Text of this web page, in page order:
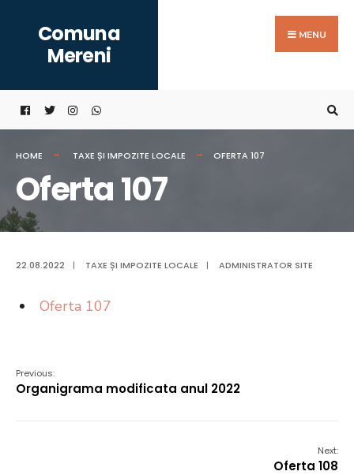
content
Comuna
Mereni
MENU
HOME TAXE ȘI IMPOZITE LOCALE OFERTA 107
Oferta 107
22.08.2022 | TAXE ȘI IMPOZITE LOCALE | ADMINISTRATOR SITE
Oferta 107
Previous:
Organigrama modificata anul 2022
Next:
Oferta 108
for: